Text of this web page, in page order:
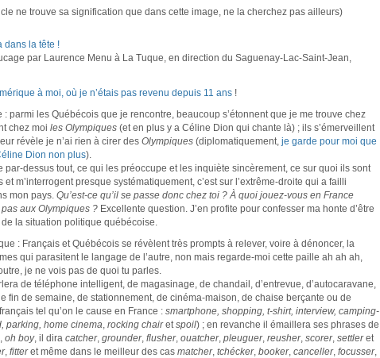
ne trouve sa signification que dans cette image, ne la cherchez pas ailleurs)
dans la tête !
par Laurence Menu à La Tuque, en direction du Saguenay-Lac-Saint-Jean,
à moi, où je n’étais pas revenu depuis 11 ans !
parmi les Québécois que je rencontre, beaucoup s’étonnent que je me trouve chez
chez moi les Olympiques (et en plus y a Céline Dion qui chante là) ; ils s’émerveillent
révèle je n’ai rien à cirer des Olympiques (diplomatiquement, je garde pour moi que
Dion non plus).
par-dessus tout, ce qui les préoccupe et les inquiète sincèrement, ce sur quoi ils sont
m’interrogent presque systématiquement, c’est sur l’extrême-droite qui a failli
mon pays. Qu’est-ce qu’il se passe donc chez toi ? À quoi jouez-vous en France
aux Olympiques ? Excellente question. J’en profite pour confesser ma honte d’être
la situation politique québécoise.
: Français et Québécois se révèlent très prompts à relever, voire à dénoncer, la
qui parasitent le langage de l’autre, non mais regarde-moi cette paille ah ah ah,
je ne vois pas de quoi tu parles.
de téléphone intelligent, de magasinage, de chandail, d’entrevue, d’autocaravane,
fin de semaine, de stationnement, de cinéma-maison, de chaise berçante ou de
tel qu’on le cause en France : smartphone, shopping, t-shirt, interview, camping-
parking, home cinema, rocking chairetspoil) ; en revanche il émaillera ses phrases de
, oh boy, il dira catcher, grounder, flusher, ouatcher, pleuguer, reusher, scorer, settleret
, fitteret même dans le meilleur des cas matcher, tchécker, booker, canceller, focusser,